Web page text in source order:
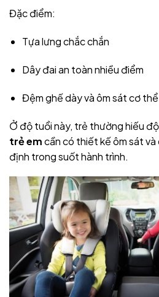
Đặc điểm:
Tựa lưng chắc chắn
Dây đai an toàn nhiều điểm
Đệm ghế dày và ôm sát cơ thể
Ở độ tuổi này, trẻ thường hiếu
trẻ emcần có thiết kế ôm sát
định trong suốt hành trình.